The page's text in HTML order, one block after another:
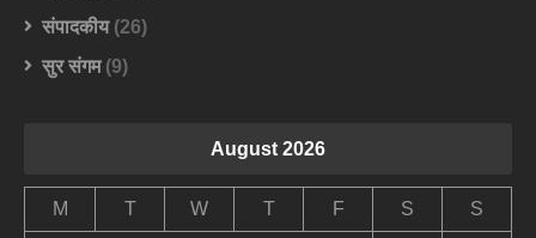
संपादकीय(26)
सुर संगम(9)
August 2026
M T W T F S S